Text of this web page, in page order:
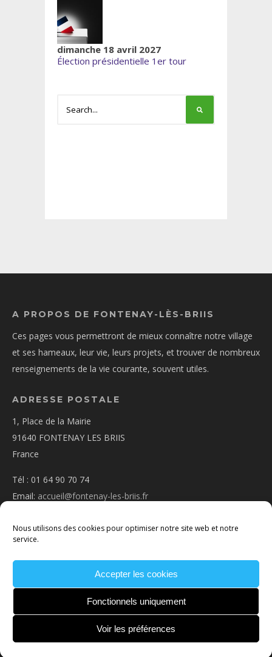
Nous utilisons des cookies pour optimiser notre site web et notre
service.
Accepter les cookies
Fonctionnels uniquement
Voir les préférences
dimanche 18 avril 2027
Élection présidentielle 1er tour
A PROPOS DE FONTENAY-LÈS-BRIIS
Ces pages vous permettront de mieux connaître notre village
et ses hameaux, leur vie, leurs projets, et trouver de nombreux
renseignements de la vie courante, souvent utiles.
ADRESSE POSTALE
1, Place de la Mairie
91640 FONTENAY LES BRIIS
France
Tél : 01 64 90 70 74
Email: accueil@fontenay-les-briis.fr
NOUS CONTACTER
LÉGALES
POLITIQUE DE COOKIES
CONDITIONS
GÉNÉRALES